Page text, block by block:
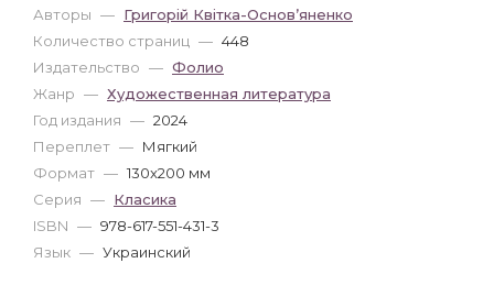
Авторы — Григорій Квітка-Основ’яненко
Количество страниц — 448
Издательство — Фолио
Жанр — Художественная литература
Год издания — 2024
Переплет — Мягкий
Формат — 130x200 мм
Серия — Класика
ISBN — 978-617-551-431-3
Язык — Украинский